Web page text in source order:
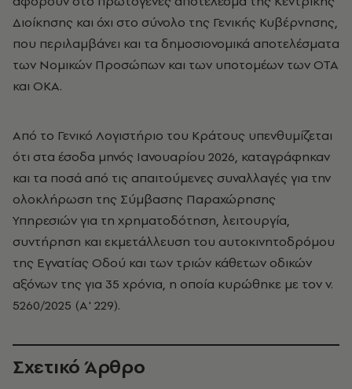
Διοίκησης και όχι στο σύνολο της Γενικής Κυβέρνησης,
που περιλαμβάνει και τα δημοσιονομικά αποτελέσματα
των Νομικών Προσώπων και των υποτομέων των ΟΤΑ
και ΟΚΑ.
Από το Γενικό Λογιστήριο του Κράτους υπενθυμίζεται
ότι στα έσοδα μηνός Ιανουαρίου 2026, καταγράφηκαν
και τα ποσά από τις απαιτούμενες συναλλαγές για την
ολοκλήρωση της Σύμβασης Παραχώρησης
Υπηρεσιών για τη χρηματοδότηση, λειτουργία,
συντήρηση και εκμετάλλευση του αυτοκινητοδρόμου
της Εγνατίας Οδού και των τριών κάθετων οδικών
αξόνων της για 35 χρόνια, η οποία κυρώθηκε με τον ν.
5260/2025 (Α' 229).
Σχετικό Άρθρο